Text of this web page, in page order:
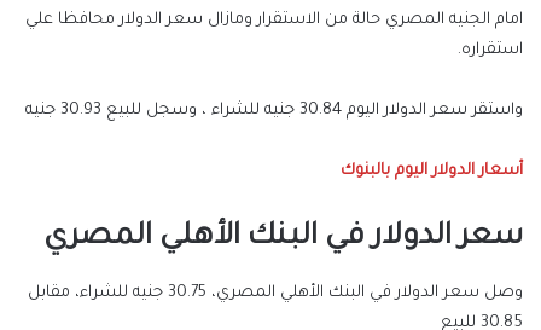
امام الجنيه المصري حالة من الاستقرار ومازال سعر الدولار محافظا علي
استقراره.
واستقر سعر الدولار اليوم 30.84 جنيه للشراء ، وسجل للبيع 30.93 جنيه
أسعار الدولار اليوم بالبنوك
سعر الدولار في البنك الأهلي المصري
وصل سعر الدولار في البنك الأهلي المصري، 30.75 جنيه للشراء، مقابل
30.85 للبيع